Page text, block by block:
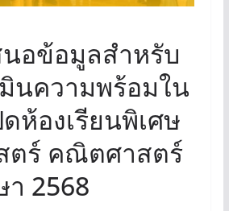
นอข้อมูลสำหรับ
มินความพร้อมใน
ห้องเรียนพิเศษ
ตร์ คณิตศาสตร์
2568